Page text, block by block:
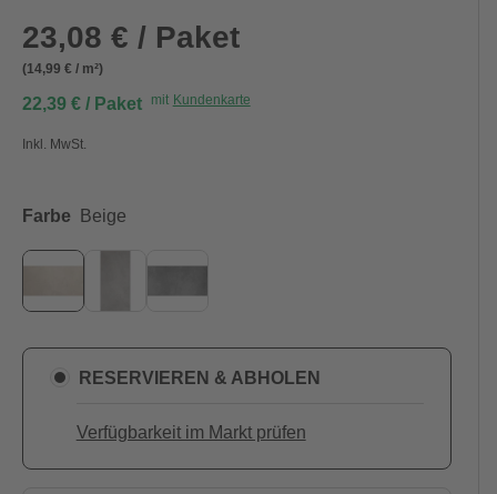
23,08 € / Paket
(14,99 € / m²)
22,39 € / Paket mit Kundenkarte
Inkl. MwSt.
Farbe Beige
RESERVIEREN & ABHOLEN
Verfügbarkeit im Markt prüfen